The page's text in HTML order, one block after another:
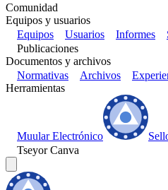
Comunidad
Equipos y usuarios
Equipos
Usuarios Informes
Publicaciones
Documentos y archivos
Normativas
Archivos
Herramientas
Muular Electrónico
Tseyor Canva